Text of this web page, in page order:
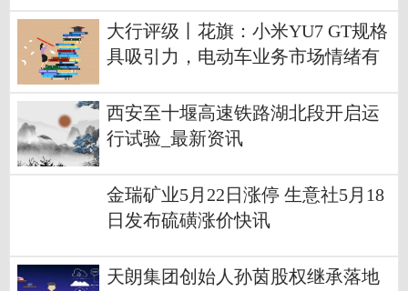
大行评级丨花旗：小米YU7 GT规格
具吸引力，电动车业务市场情绪有
西安至十堰高速铁路湖北段开启运
行试验_最新资讯
金瑞矿业5月22日涨停 生意社5月18
日发布硫磺涨价快讯
天朗集团创始人孙茵股权继承落地